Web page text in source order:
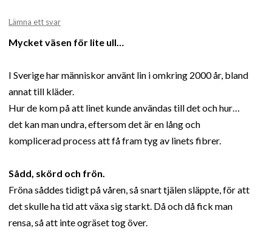
Lämna ett svar
Mycket väsen för lite ull…
I Sverige har människor använt lin i omkring 2000 år, bland
annat till kläder.
Hur de kom på att linet kunde användas till det och hur…
det kan man undra, eftersom det är en lång och
komplicerad process att få fram tyg av linets fibrer.
Sådd, skörd och frön.
Fröna såddes tidigt på våren, så snart tjälen släppte, för att
det skulle ha tid att växa sig starkt. Då och då fick man
rensa, så att inte ogräset tog över.